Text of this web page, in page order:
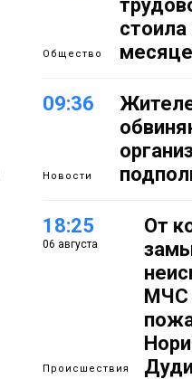
Общество
стоила
09:36
Новости
18:25
06 августа
Происшествия
От
МЧС